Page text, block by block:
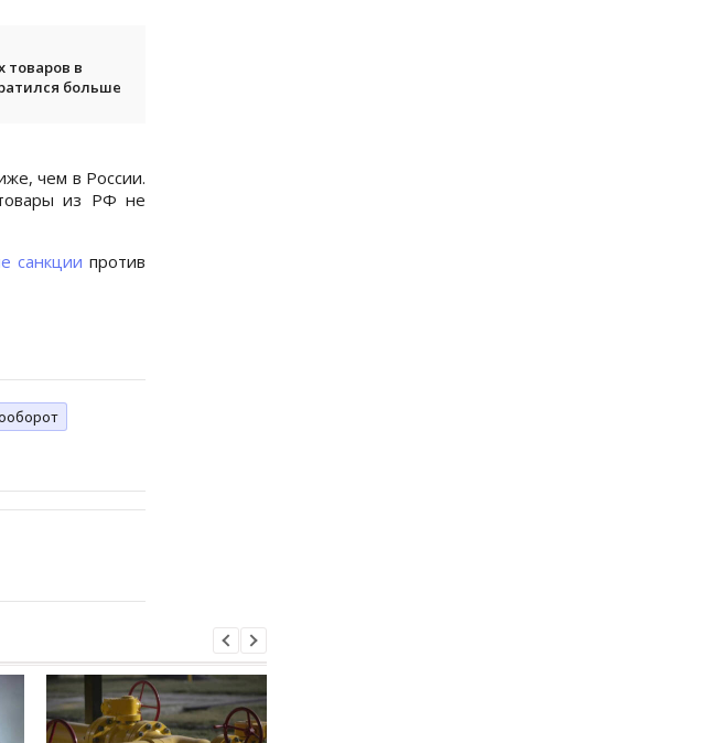
товаров в
больше
чем в России.
из РФ не
санкции против